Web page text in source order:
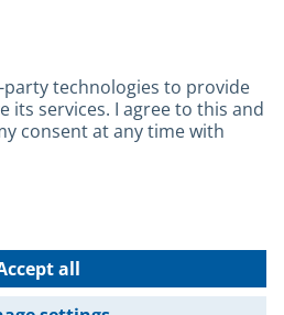
GmbH & Co. KG - Ein Service der
der Stadtwerke München GmbH